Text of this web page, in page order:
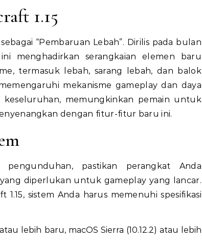
1.15
“Pembaruan Lebah”. Dirilis pada bulan
menghadirkan serangkaian elemen baru
termasuk lebah, sarang lebah, dan balok
mekanisme gameplay dan daya
keseluruhan, memungkinkan pemain untuk
dengan fitur-fitur baru ini.
pastikan perangkat Anda
diperlukan untuk gameplay yang lancar.
sistem Anda harus memenuhi spesifikasi
lebih baru, macOS Sierra (10.12.2) atau lebih